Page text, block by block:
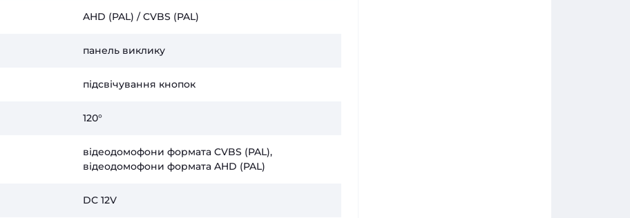
AHD (PAL) / CVBS (PAL)
панель виклику
підсвічування кнопок
120°
відеодомофони формата CVBS (PAL),
відеодомофони формата AHD (PAL)
DC 12V